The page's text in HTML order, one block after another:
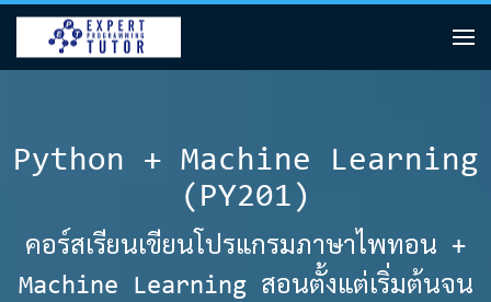
Python + Machine Learning
(PY201)
คอร์สเรียนเขียนโปรแกรมภาษาไพทอน +
Machine Learning สอนตั้งแต่เริ่มต้นจน